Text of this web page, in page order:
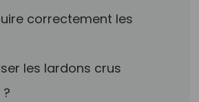
correctement les
les lardons crus